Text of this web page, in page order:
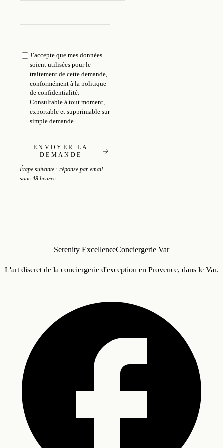
J’accepte que mes données
soient utilisées pour le
traitement de cette demande,
conformément à la politique
de confidentialité
Consultable à tout moment,
exportable et supprimable sur
simple demande.
ENVOYER LA
DEMANDE
Étape suivante : réponse par email
sous 48 heures.
Serenity ExcellenceConciergerie Var
L'art discret de la conciergerie d'exception en Provence, dans le Var.